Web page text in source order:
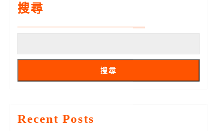
寫
6/23
搜尋
搜尋
Recent Posts